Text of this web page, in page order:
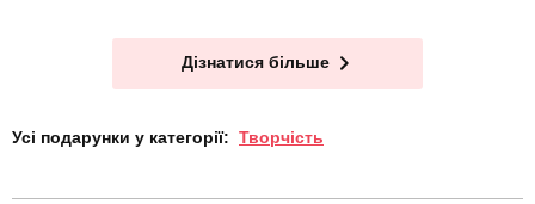
Дізнатися більше
Усі подарунки у категорії: Творчість